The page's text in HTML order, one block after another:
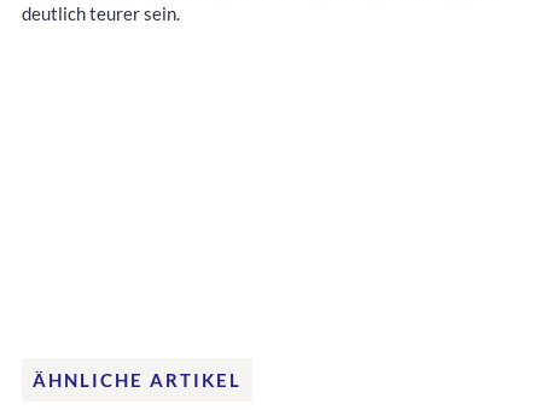
deutlich teurer sein.
ÄHNLICHE ARTIKEL